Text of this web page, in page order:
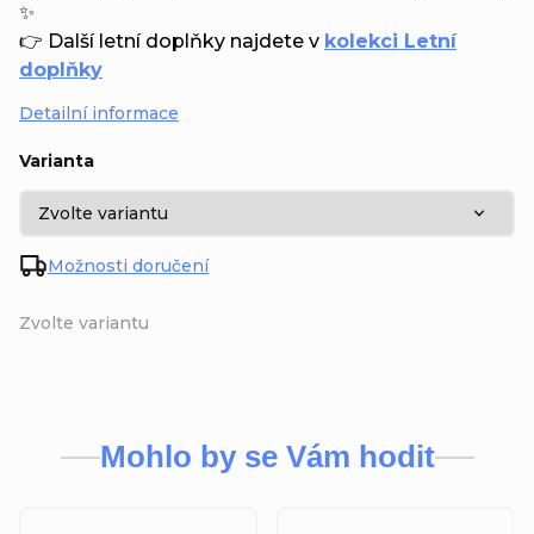
Zvolte variantu
Varianta
Možnosti doručení
✨
👉 Další letní doplňky najdete v kolekci Letní
doplňky
Detailní informace
Mohlo by se Vám hodit